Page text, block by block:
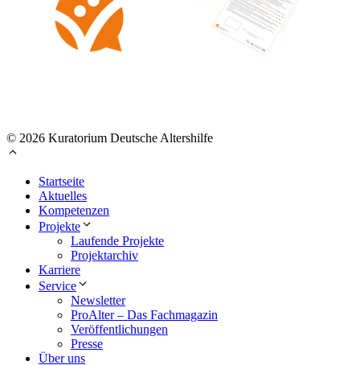
© 2026 Kuratorium Deutsche Altershilfe
Startseite
Aktuelles
Kompetenzen
Projekte
Laufende Projekte
Projektarchiv
Karriere
Service
Newsletter
ProAlter – Das Fachmagazin
Veröffentlichungen
Presse
Über uns